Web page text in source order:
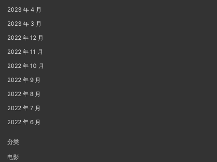
2023 年 4 月
2023 年 3 月
2022 年 12 月
2022 年 11 月
2022 年 10 月
2022 年 9 月
2022 年 8 月
2022 年 7 月
2022 年 6 月
分类
电影